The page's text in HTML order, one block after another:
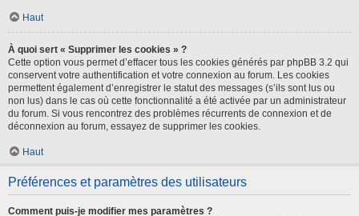
Haut
À quoi sert « Supprimer les cookies » ?
Cette option vous permet d’effacer tous les cookies générés par phpBB 3.2 qui
conservent votre authentification et votre connexion au forum. Les cookies
permettent également d’enregistrer le statut des messages (s’ils sont lus ou
non lus) dans le cas où cette fonctionnalité a été activée par un administrateur
du forum. Si vous rencontrez des problèmes récurrents de connexion et de
déconnexion au forum, essayez de supprimer les cookies.
Haut
Préférences et paramètres des utilisateurs
Comment puis-je modifier mes paramètres ?